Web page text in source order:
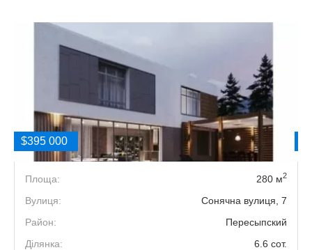
$395 000
Площа: 280 м2
Вулиця:
Сонячна вулиця, 7
Район:
Пересыпский
Ділянка:
6.6 сот.